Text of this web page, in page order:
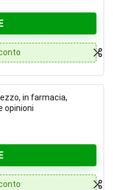
in farmacia,
opinioni